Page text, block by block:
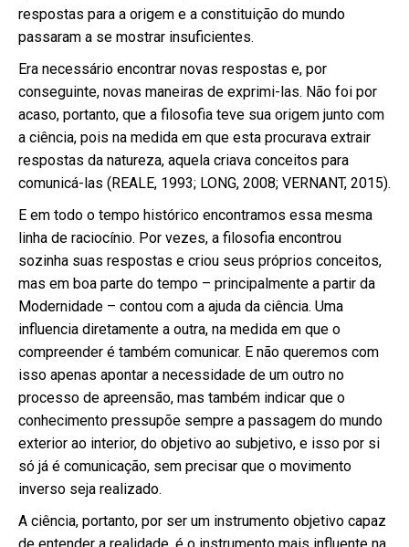
respostas para a origem e a constituição do mundo
passaram a se mostrar insuficientes.
Era necessário encontrar novas respostas e, por
conseguinte, novas maneiras de exprimi-las. Não foi por
acaso, portanto, que a filosofia teve sua origem junto com
a ciência, pois na medida em que esta procurava extrair
respostas da natureza, aquela criava conceitos para
comunicá-las (REALE, 1993; LONG, 2008; VERNANT, 2015).
E em todo o tempo histórico encontramos essa mesma
linha de raciocínio. Por vezes, a filosofia encontrou
sozinha suas respostas e criou seus próprios conceitos,
mas em boa parte do tempo – principalmente a partir da
Modernidade – contou com a ajuda da ciência. Uma
influencia diretamente a outra, na medida em que o
compreender é também comunicar. E não queremos com
isso apenas apontar a necessidade de um outro no
processo de apreensão, mas também indicar que o
conhecimento pressupõe sempre a passagem do mundo
exterior ao interior, do objetivo ao subjetivo, e isso por si
só já é comunicação, sem precisar que o movimento
inverso seja realizado.
A ciência, portanto, por ser um instrumento objetivo capaz